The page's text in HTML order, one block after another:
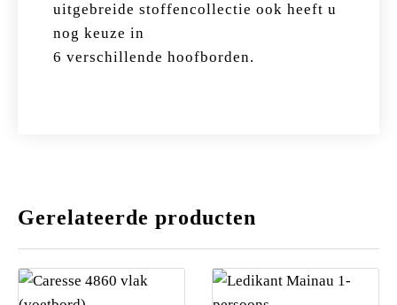
uitgebreide stoffencollectie ook heeft u
nog keuze in
6 verschillende hoofborden.
Gerelateerde producten